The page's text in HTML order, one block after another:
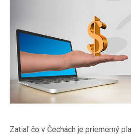
Zatiaľ čo v Čechách je priemerný